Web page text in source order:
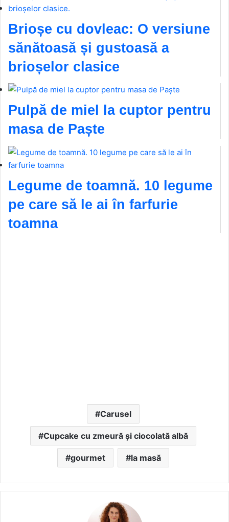
Brioșe cu dovleac: O versiune
sănătoasă și gustoasă a
brioșelor clasice
Pulpă de miel la cuptor pentru
masa de Paște
Legume de toamnă. 10 legume
pe care să le ai în farfurie
toamna
Carusel
Cupcake cu zmeură și ciocolată albă
gourmet la masă